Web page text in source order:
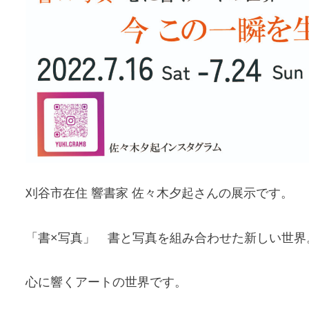
刈谷市在住 響書家 佐々木夕起さんの展示です。
「書×写真」 書と写真を組み合わせた新しい世界
心に響くアートの世界です。